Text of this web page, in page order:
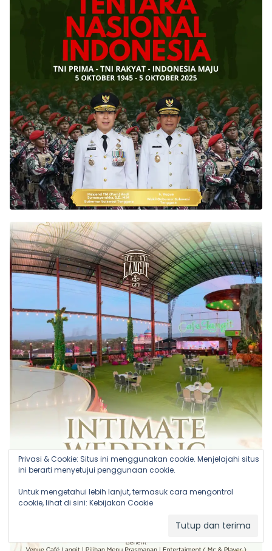
Privasi & Cookie: Situs ini menggunakan cookie. Menjelajahi situs
ini berarti menyetujui penggunaan cookie.
Untuk mengetahui lebih lanjut, termasuk cara mengontrol
cookie, lihat di sini: Kebijakan Cookie